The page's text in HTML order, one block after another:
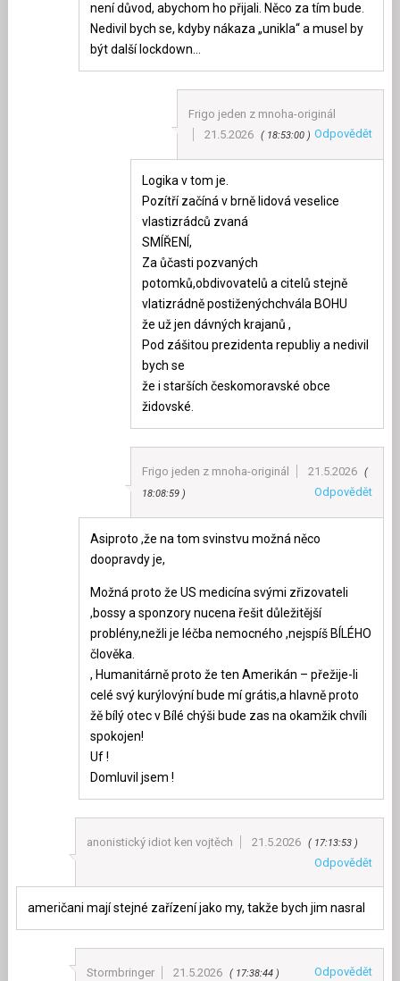
není důvod, abychom ho přijali. Něco za tím bude.
Nedivil bych se, kdyby nákaza „unikla“ a musel by
být další lockdown…
Frigo jeden z mnoha-originál
21.5.2026
18:53:00 Odpovědět
Logika v tom je.
Pozítří začíná v brně lidová veselice
vlastizrádců zvaná
SMÍŘENÍ,
Za ůčasti pozvaných
potomků,obdivovatelů a citelů stejně
vlatizrádně postiženýchchvála BOHU
že už jen dávných krajanů ,
Pod zášitou prezidenta republiy a nedivil
bych se
že i starších českomoravské obce
židovské.
Frigo jeden z mnoha-originál 21.5.2026
18:08:59 Odpovědět
Asiproto ,že na tom svinstvu možná něco
doopravdy je,
Možná proto že US medicína svými zřizovateli
,bossy a sponzory nucena řešit důležitější
problény,nežli je léčba nemocného ,nejspíš BÍLÉHO
člověka.
, Humanitárně proto že ten Amerikán – přežije-li
celé svý kurýlovýní bude mí grátis,a hlavně proto
žě bílý otec v Bílé chýši bude zas na okamžik chvíli
spokojen!
Uf !
Domluvil jsem !
anonistický idiot ken vojtěch 21.5.2026 17:13:53
Odpovědět
američani mají stejné zařízení jako my, takže bych jim nasral
Stormbringer 21.5.2026 17:38:44 Odpovědět